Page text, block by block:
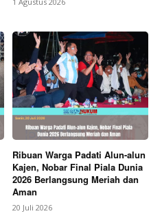
Ribuan Warga Padati Alun-alun
Kajen, Nobar Final Piala Dunia
2026 Berlangsung Meriah dan
Aman
20 Juli 2026